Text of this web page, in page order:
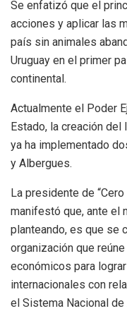
Se enfatizó que el
acciones y aplicar las
país sin animales
Uruguay en el primer
continental.
Actualmente el Poder
Estado, la creación
ya ha implementado
y Albergues.
La presidente de
manifestó que, ante el
planteando, es que se
organización que
económicos para
internacionales con
el Sistema Nacional de